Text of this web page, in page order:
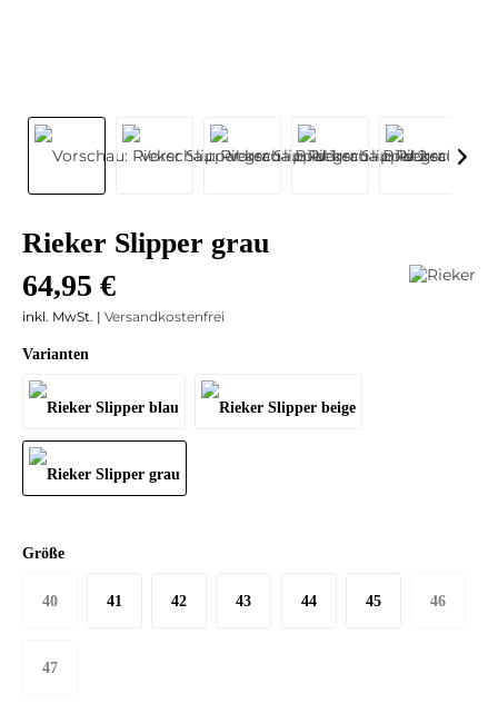
Rieker Slipper grau
64,95 €
inkl. MwSt. | Versandkostenfrei
Varianten
Größe
40 41 42 43 44 45 46
47